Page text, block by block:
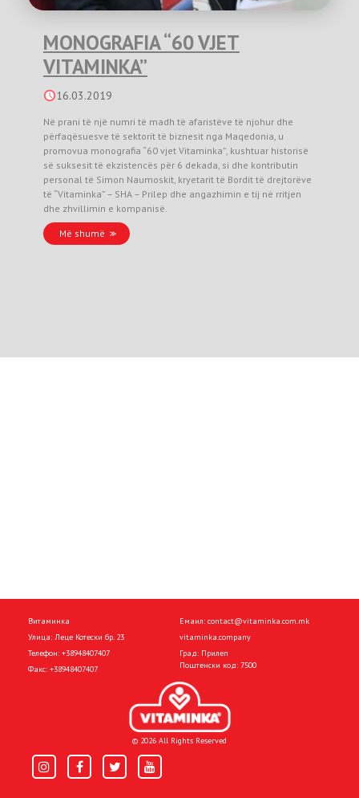
MONOGRAFIA “60 VJET
VITAMINKA”
16.03.2019
Në prani të një numri të madh të afaristëve të njohur dhe
përfaqësuesve të sektorit të biznesit nga Maqedonia, u
promovua monografia “60 vjet Vitaminka”, kushtuar historisë
së suksesit të ekzistencës për 6 dekada, si dhe kontributin
personal të Simon Naumoskit, kryetarit të Bordit të drejtorëve
të “Vitaminka” – SHA – Prilep dhe angazhimin e tij në rritjen
dhe zhvillimin e kompanisë.
Më shumë
Витаминка
Улица: Леце Котески бр. 23
Телефон: +38948407407
Факс: +38948407407
Емаил: contact@vitaminka.com.mk
vitaminka.company
Град: Прилеп
Поштенски код: 7500
© 2026 All Rights Reserved